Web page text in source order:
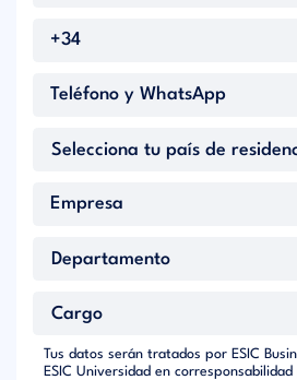
Tus datos serán tratados por ESIC
ESIC Universidad en